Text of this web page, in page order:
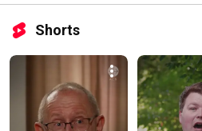
Shorts